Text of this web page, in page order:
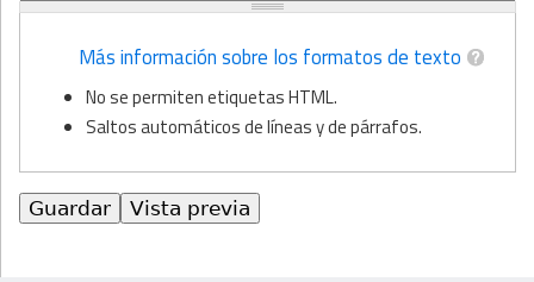
Más información sobre los formatos de texto
No se permiten etiquetas HTML.
Saltos automáticos de líneas y de párrafos.